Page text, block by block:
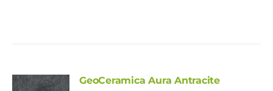
GeoCeramica Aura Antracite